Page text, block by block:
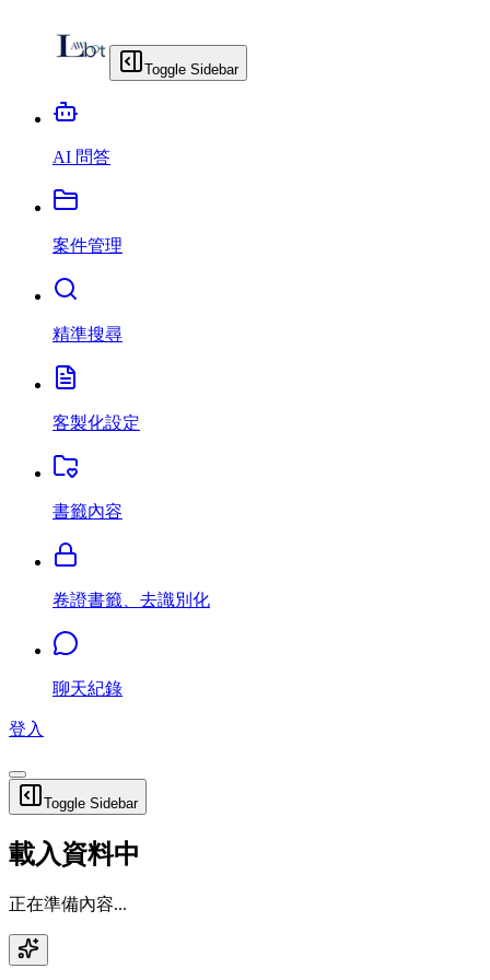
Toggle Sidebar
AI 問答
案件管理
精準搜尋
客製化設定
書籤內容
卷證書籤、去識別化
聊天紀錄
登入
Toggle Sidebar
載入資料中
正在準備內容...